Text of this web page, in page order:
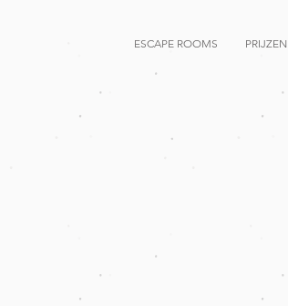
ESCAPE ROOMS PRIJZEN